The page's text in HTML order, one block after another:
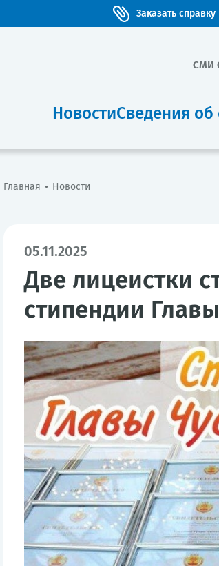
Заказать справку
СМИ
НовостиСведения об
Главная Новости
05.11.2025
Две лицеистки
стипендии